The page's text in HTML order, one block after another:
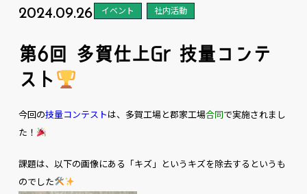
2024.09.26 イベント 社内活動
第6回 多賀仕上Gr 技量コンテ
スト
今回の技量コンテストは、多賀工場と郡家工場合同で実施されまし
た！
課題は、以下の画像にある「キズ」というキズを除去するというも
のでした